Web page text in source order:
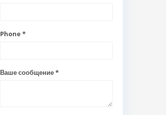
Phone *
Ваше сообщение *